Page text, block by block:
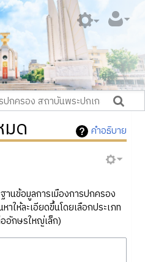
คำอธิบาย
ด
นข้อมูลการเมืองการปกครอง
ให้ละเอียดขึ้นโดยเลือกประเภท
อักษรใหญ่เล็ก)